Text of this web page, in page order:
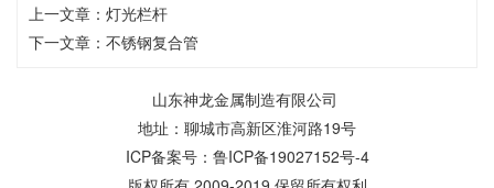
上一文章： 灯光栏杆
下一文章： 不锈钢复合管
山东神龙金属制造有限公司
地址：聊城市高新区淮河路19号
ICP备案号： 鲁ICP备19027152号-4